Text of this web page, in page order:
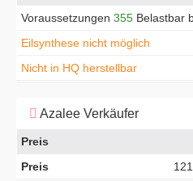
Voraussetzungen 355 Belastbar
Eilsynthese nicht möglich
Nicht in HQ herstellbar
Azalee Verkäufer
Preis
Preis